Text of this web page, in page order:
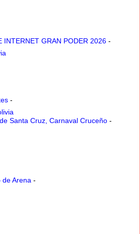
INTERNET GRAN PODER 2026 -
-
Santa Cruz, Carnaval Cruceño -
de Arena -